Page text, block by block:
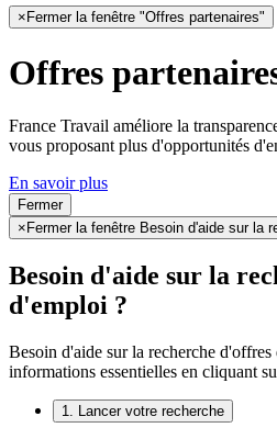
× Fermer la fenêtre "Offres partenaires"
Offres
France Travail améliore la
vous proposant plus d'opportunités
En savoir plus
Fermer
× Fermer la fenêtre Besoin d'aide sur la
Besoin d'aide sur la
d'emploi ?
Besoin d'aide sur la recherche
informations essentielles en cliquant
1. Lancer votre recherche